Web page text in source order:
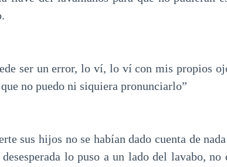
ser un error, lo ví, lo ví con mis propios
no puedo ni siquiera pronunciarlo”
sus hijos no se habían dado cuenta de
lo puso a un lado del lavabo, no